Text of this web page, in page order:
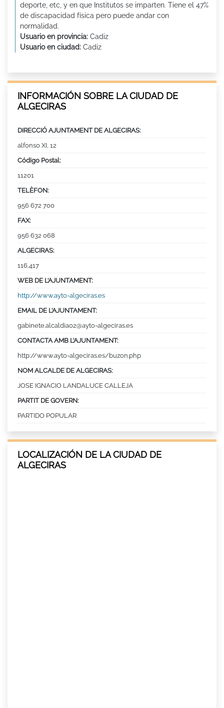
deporte, etc, y en que Institutos se imparten. Tiene el 47%
de discapacidad física pero puede andar con
normalidad.
Usuario en provincia: Cadiz
Usuario en ciudad: Cadiz
INFORMACIÓN SOBRE LA CIUDAD DE
ALGECIRAS
DIRECCIÓ AJUNTAMENT DE ALGECIRAS:
alfonso XI, 12
Código Postal:
11201
TELÈFON:
956 672 700
FAX:
956 632 068
ALGECIRAS:
116,417
WEB DE L’AJUNTAMENT:
http://www.ayto-algeciras.es
EMAIL DE L’AJUNTAMENT:
gabinete.alcaldia02@ayto-algeciras.es
CONTACTA AMB L’AJUNTAMENT:
http://www.ayto-algeciras.es/buzon.php
NOM ALCALDE DE ALGECIRAS:
JOSE IGNACIO LANDALUCE CALLEJA
PARTIT DE GOVERN:
PARTIDO POPULAR
LOCALIZACIÓN DE LA CIUDAD DE
ALGECIRAS